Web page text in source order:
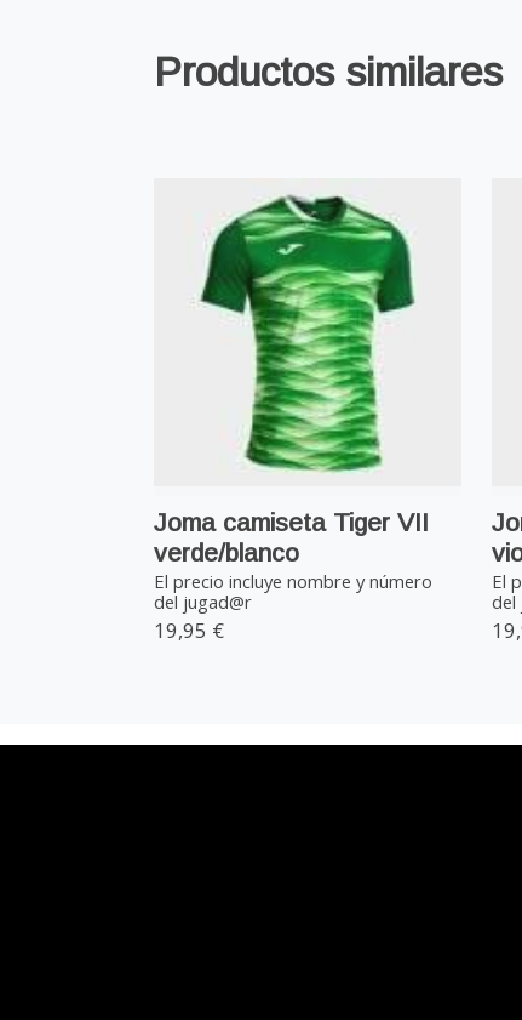
Productos similares
Joma camiseta Tiger VII
verde/blanco
El precio incluye nombre y número
del jugad@r
19,95 €
El
del